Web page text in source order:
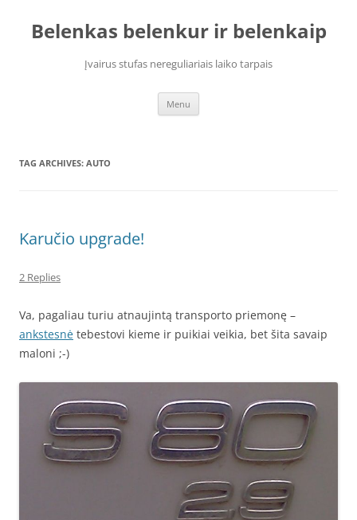
content
Belenkas belenkur ir belenkaip
Įvairus stufas nereguliariais laiko tarpais
Menu
TAG ARCHIVES: AUTO
Karučio upgrade!
2 Replies
Va, pagaliau turiu atnaujintą transporto priemonę –
ankstesnė tebestovi kieme ir puikiai veikia, bet šita savaip
maloni ;-)